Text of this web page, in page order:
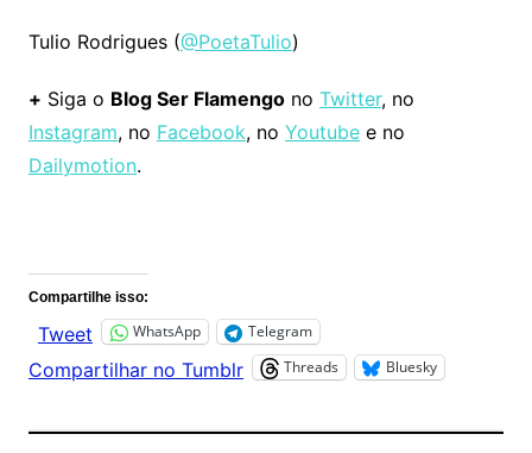
Tulio Rodrigues (@PoetaTulio)
+ Siga o Blog Ser Flamengono Twitter, no
Instagram, no Facebook, no Youtubee no
Dailymotion.
Compartilhe isso:
Tweet WhatsApp Telegram
Compartilhar no Tumblr Threads Bluesky